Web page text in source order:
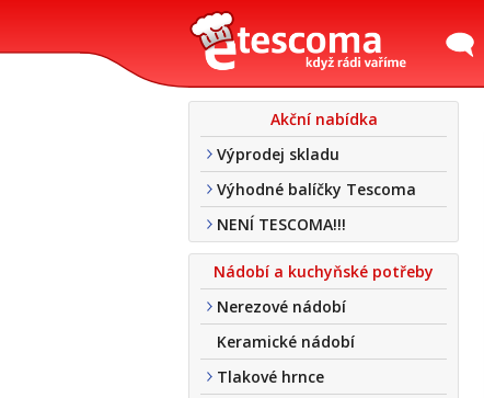
Akční nabídka
Výprodej skladu
Výhodné balíčky Tescoma
NENÍ TESCOMA!!!
Nádobí a kuchyňské potřeby
Nerezové nádobí
Keramické nádobí
Tlakové hrnce